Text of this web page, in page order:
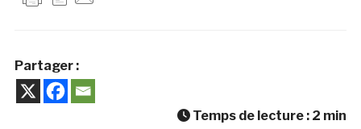
Partager :
Temps de lecture : 2 min